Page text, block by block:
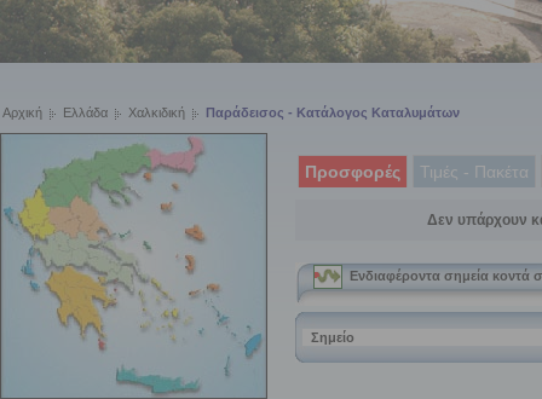
Αρχική Ελλάδα Χαλκιδική Παράδεισος - Κατάλογος Καταλυμάτων
Προσφορές Τιμές - Πακέτα
Δεν υπάρχουν